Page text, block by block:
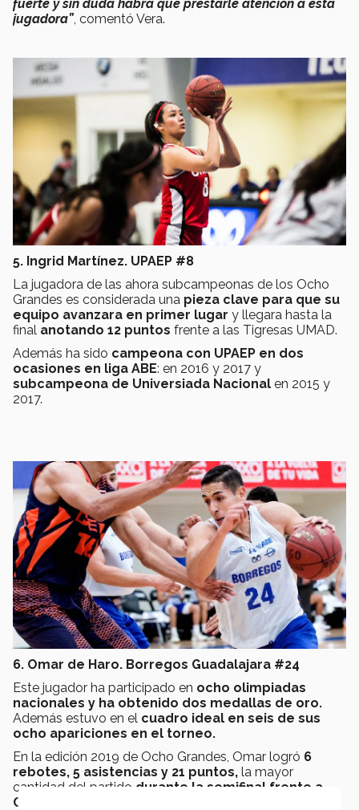
fuerte y sin duda habrá que prestarle atención a esta
jugadora”, comentó Vera.
5. Ingrid Martínez. UPAEP #8
La jugadora de las ahora subcampeonas de los Ocho
Grandes es considerada una pieza clave para que su
equipo avanzara en primer lugar y llegara hasta la
final anotando 12 puntos frente a las Tigresas UMAD.
Además ha sido campeona con UPAEP en dos
ocasiones en liga ABE: en 2016 y 2017 y
subcampeona de Universiada Nacional en 2015 y
2017.
6. Omar de Haro. Borregos Guadalajara #24
Este jugador ha participado en ocho olimpiadas
nacionales y ha obtenido dos medallas de oro.
Además estuvo en el cuadro ideal en seis de sus
ocho apariciones en el torneo.
En la edición 2019 de Ocho Grandes, Omar logró 6
rebotes, 5 asistencias y 21 puntos, la mayor
cantidad del partido durante la semifinal frente a
CEU Monterrey.